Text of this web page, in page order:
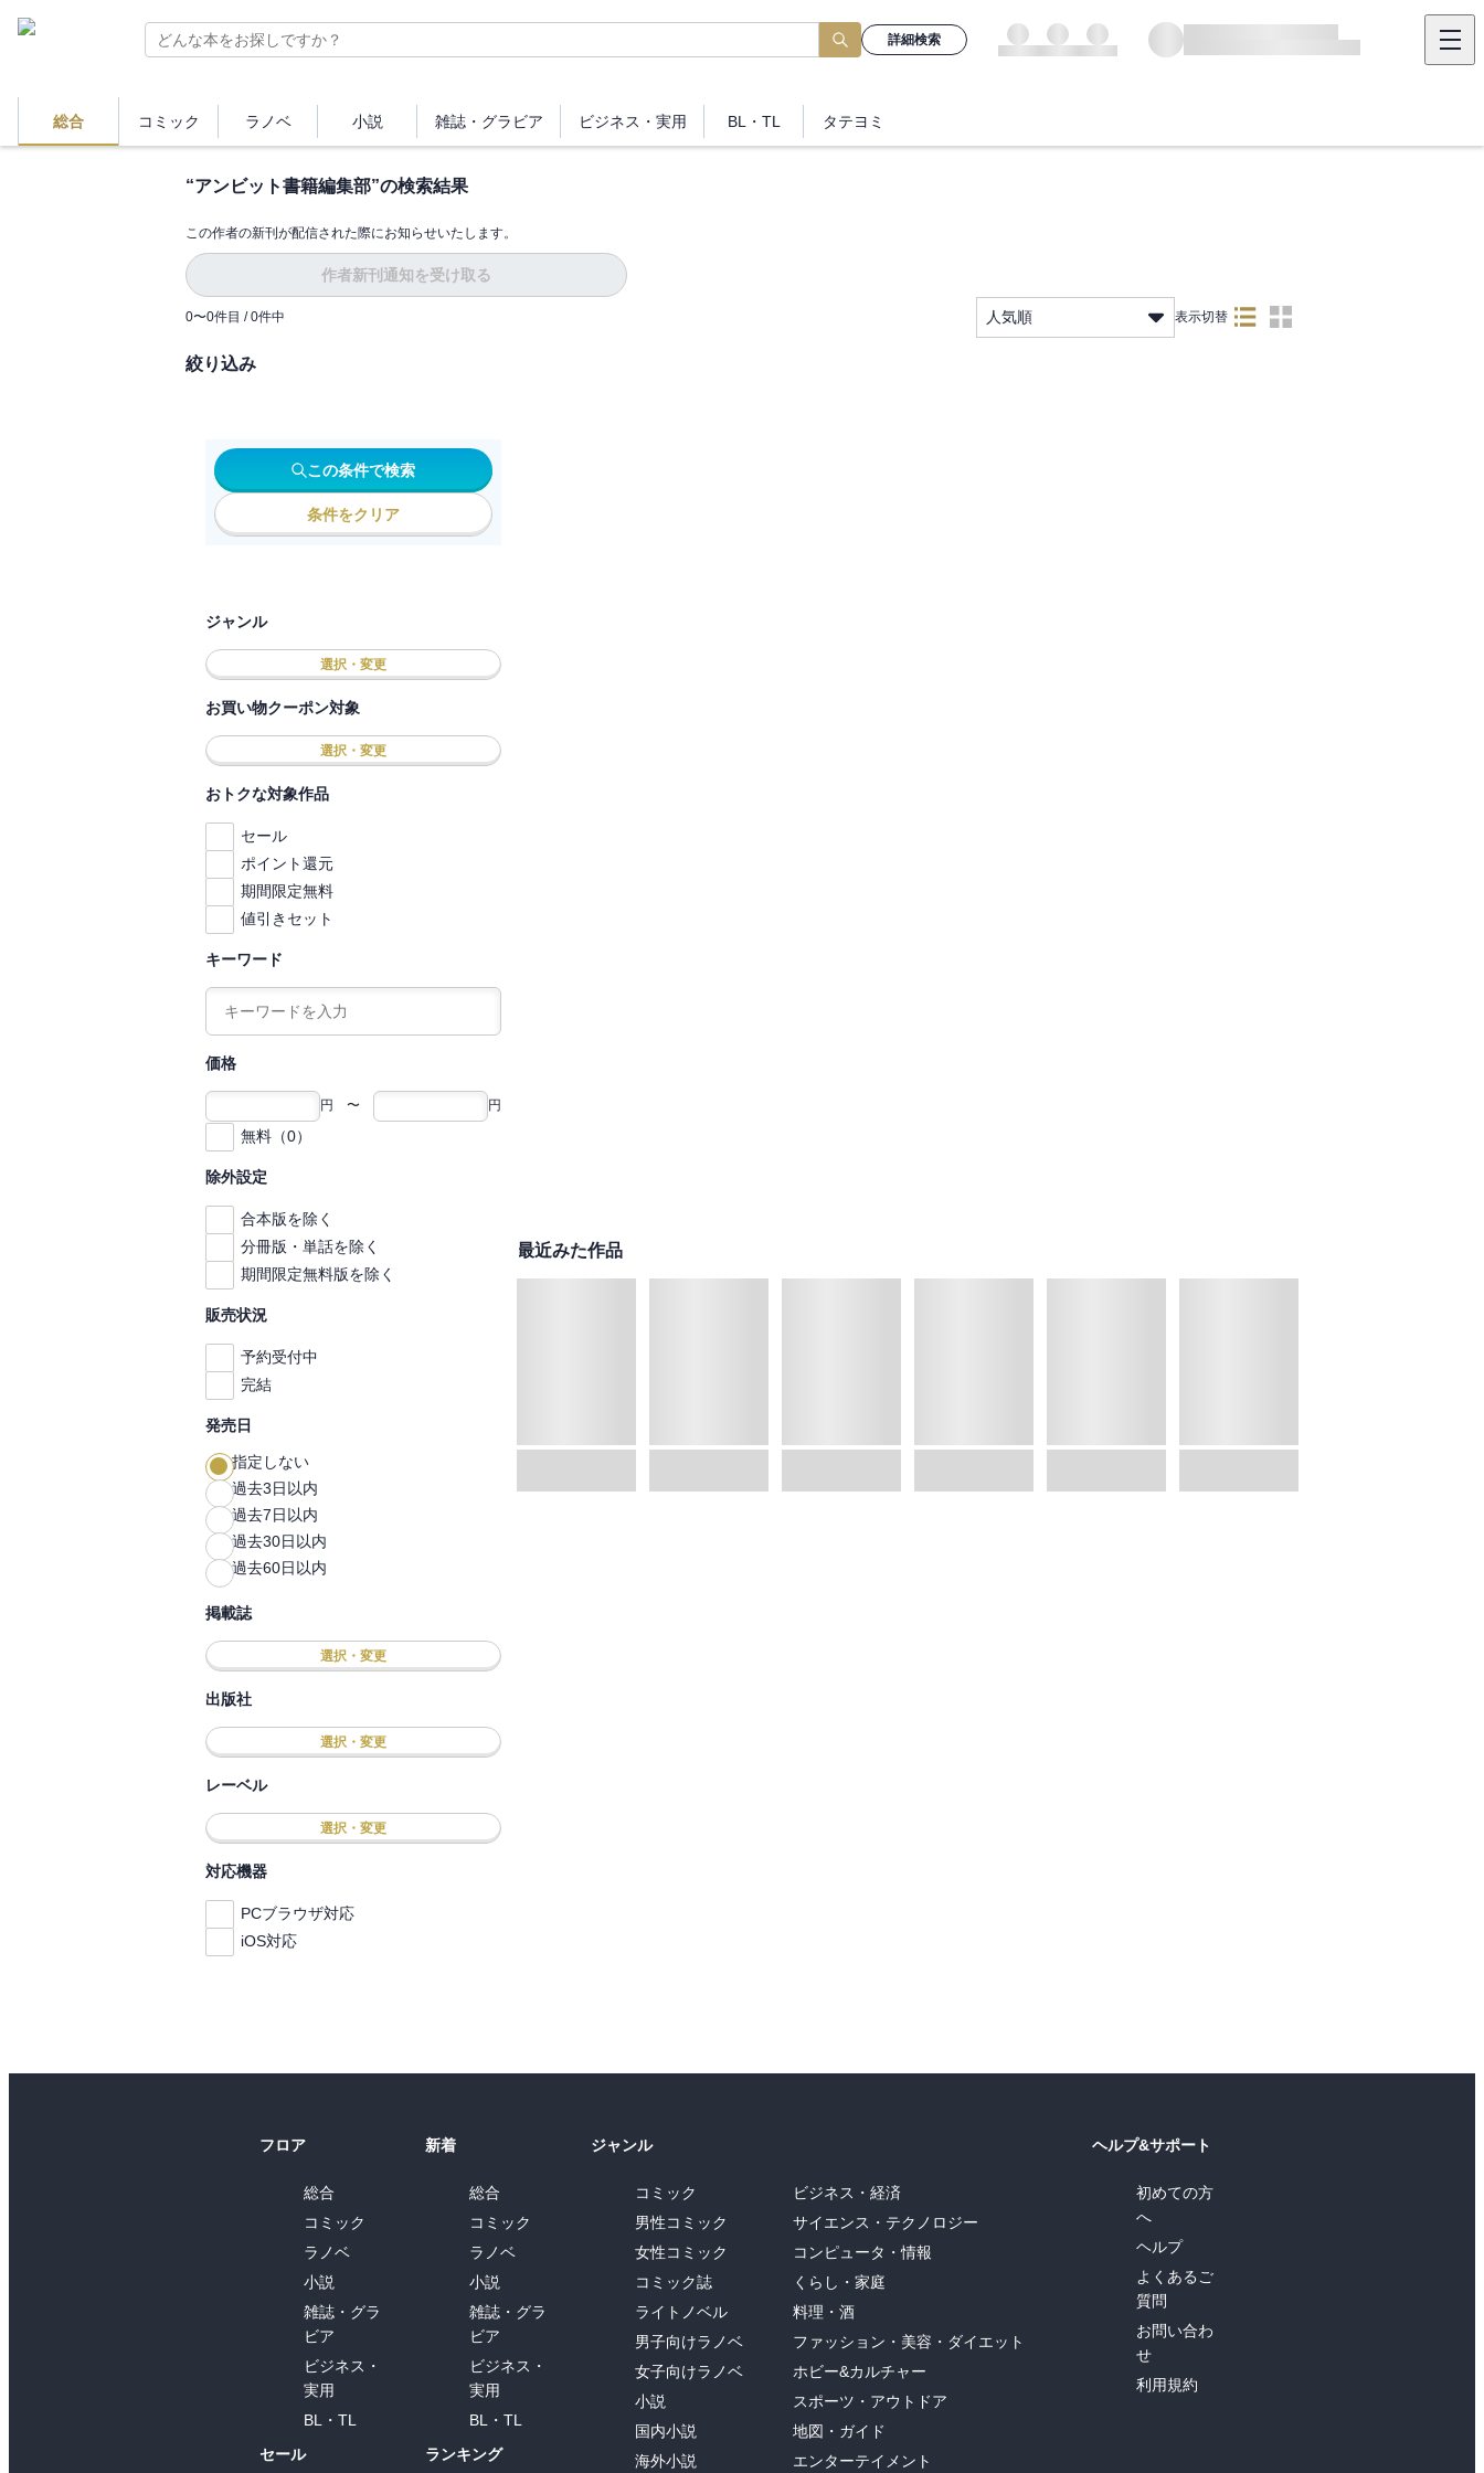
詳細検索
総合 コミック ラノベ 小説 雑誌・ グラビア ビジネス ・実用 BL・TL タテヨミ
“アンビット書籍編集部”の検索結果
この作者の新刊が配信された際にお知らせいたします。
作者新刊通知を受け取る
0〜0件目 / 0件中 人気順 表示切替
絞り込み
この条件で検索
条件をクリア
ジャンル
選択・変更
お買い物クーポン対象
選択・変更
おトクな対象作品
セール
ポイント還元
期間限定無料
値引きセット
キーワード
価格
円 〜 円
無料（0）
除外設定
合本版を除く
分冊版・単話を除く
期間限定無料版を除く
販売状況
予約受付中
完結
発売日
指定しない
過去3日以内
過去7日以内
過去30日以内
過去60日以内
掲載誌
選択・変更
出版社
選択・変更
レーベル
選択・変更
対応機器
PCブラウザ対応
iOS対応
最近みた作品
フロア
総合
コミック
ラノベ
小説
雑誌・グラ
ビア
ビジネス・
実用
BL・TL
セール
新着
総合
コミック
ラノベ
小説
雑誌・グラ
ビア
ビジネス・
実用
BL・TL
ランキング
ジャンル
コミック
男性コミック
女性コミック
コミック誌
ライトノベル
男子向けラノベ
女子向けラノベ
小説
国内小説
海外小説
ビジネス・経済
サイエンス・テクノロジー
コンピュータ・情報
くらし・家庭
料理・酒
ファッション・美容・ダイエット
ホビー&カルチャー
スポーツ・アウトドア
地図・ガイド
エンターテイメント
ヘルプ&サポート
初めての方
へ
ヘルプ
よくあるご
質問
お問い合わ
せ
利用規約